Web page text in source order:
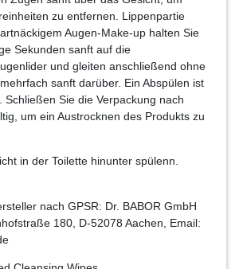
zu entfernen. Lippenpartie
Augen-Make-up halten Sie
Sekunden sanft auf die
und gleiten anschließend ohne
sanft darüber. Ein Abspülen ist
Schließen Sie die Verpackung nach
um ein Austrocknen des Produkts zu
in der Toilette hinunter spülenn.
nach GPSR: Dr. BABOR GmbH
180, D-52078 Aachen, Email: